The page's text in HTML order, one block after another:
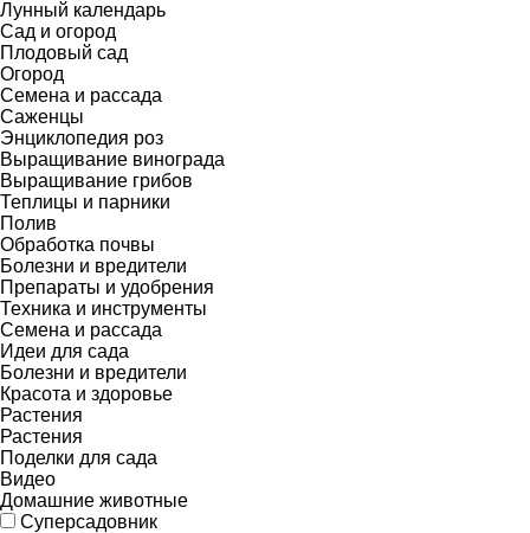
Лунный календарь
Сад и огород
Плодовый сад
Огород
Семена и рассада
Саженцы
Энциклопедия роз
Выращивание винограда
Выращивание грибов
Теплицы и парники
Полив
Обработка почвы
Болезни и вредители
Препараты и удобрения
Техника и инструменты
Семена и рассада
Идеи для сада
Болезни и вредители
Красота и здоровье
Растения
Растения
Поделки для сада
Видео
Домашние животные
Суперсадовник